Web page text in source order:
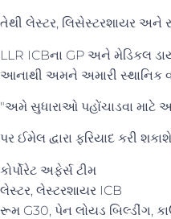
તેથી લેસ્ટર, લિસેસ્ટરશાયર અને
LLR ICBના GP અને મેડિકલ
આનાથી અમને અમારી સ્થાનિક
"અમે સુધારાઓ પહોંચાડવા માટે
પર ઈમેલ દ્વારા ફરિયાદ કરી શકાશે
કોર્પોરેટ અફેર્સ ટીમ
લેસ્ટર, લેસ્ટરશાયર ICB
રૂમ G30, પેન લોયડ બિલ્ડીંગ,